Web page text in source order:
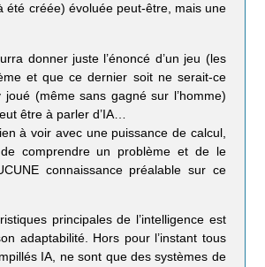
été créée) évoluée peut-être, mais une
donner juste l’énoncé d’un jeu (les
et que ce dernier soit ne serait-ce
joué (même sans gagné sur l’homme)
être à parler d’IA…
à voir avec une puissance de calcul,
comprendre un problème et de le
connaissance préalable sur ce
principales de l’intelligence est
adaptabilité. Hors pour l’instant tous
IA, ne sont que des systèmes de